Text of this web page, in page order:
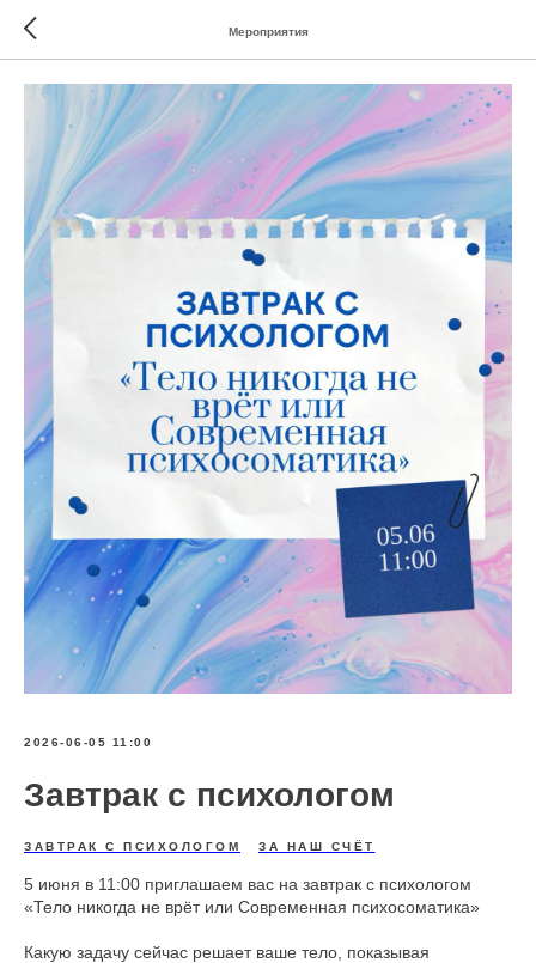
Мероприятия
2026-06-05 11:00
Завтрак с психологом
ЗАВТРАК С ПСИХОЛОГОМ ЗА НАШ СЧЁТ
5 июня в 11:00 приглашаем вас на завтрак с психологом
«Тело никогда не врёт или Современная психосоматика»
Какую задачу сейчас решает ваше тело, показывая